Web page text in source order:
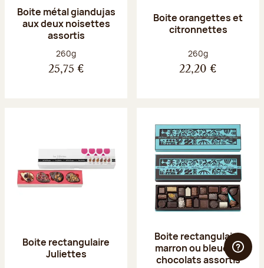
Boite métal giandujas
aux deux noisettes
assortis
Poids net :
260g
25,75 €
Boite orangettes et
citronnettes
Poids net :
260g
22,20 €
Boite rectangulaire
Juliettes
Boite rectangulaire
marron ou bleue 23
chocolats assortis